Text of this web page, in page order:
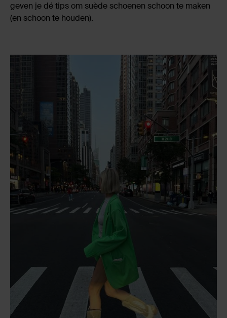
geven je dé tips om suède schoenen schoon te maken
(en schoon te houden).